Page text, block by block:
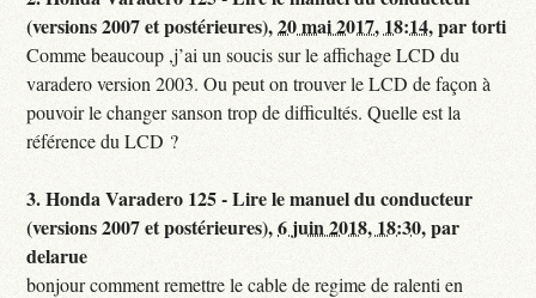
(versions 2007 et postérieures),20 mai 2017, 18:14,partorti
Comme beaucoup ,j’ai un soucis sur le affichage LCD du
varadero version 2003. Ou peut on trouver le LCD de façon à
pouvoir le changer sanson trop de difficultés. Quelle est la
référence du LCD ?
3.Honda Varadero 125 - Lire le manuel du conducteur
(versions 2007 et postérieures),6 juin 2018, 18:30,par
delarue
bonjour comment remettre le cable de regime de ralenti en